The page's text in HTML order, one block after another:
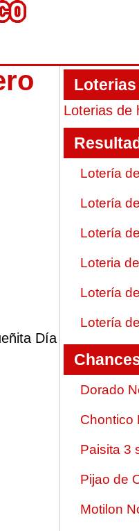
Día
Loterias de
Lotería
Lotería
Lotería
Loteria
Lotería
Lotería
Dorado
Chontico
Paisita 3
Pijao de
Motilon